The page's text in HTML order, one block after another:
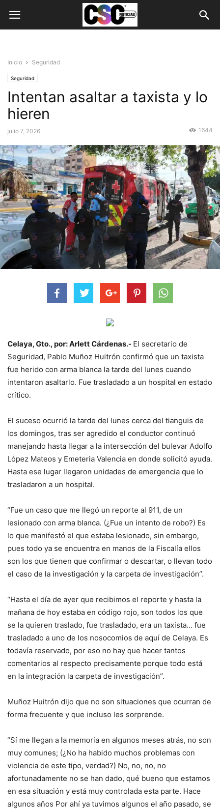
Inicio Seguridad
Seguridad
Intentan asaltar a taxista y lo
hieren
julio 7, 2026 1644
Celaya, Gto., por: Arlett Cárdenas.- El secretario de
Seguridad, Pablo Muñoz Huitrón confirmó que un taxista
fue herido con arma blanca la tarde del lunes cuando
intentaron asaltarlo. Fue trasladado a un hospital en estado
crítico.
El suceso ocurrió la tarde del lunes cerca del tianguis de
los domingos, tras ser agredido el conductor continuó
manejando hasta llegar a la intersección del bulevar Adolfo
López Mateos y Emeteria Valencia en donde solicitó ayuda.
Hasta ese lugar llegaron unidades de emergencia que lo
trasladaron a un hospital.
“Fue un caso que me llegó un reporte al 911, de un
lesionado con arma blanca. (¿Fue un intento de robo?) Es
lo que manifestó el que estaba lesionado, sin embargo,
pues todo ya se encuentra en manos de la Fiscalía ellos
son los que tienen que confirmar o descartar, o llevan todo
el caso de la investigación y la carpeta de investigación”.
“Hasta el día de ayer que recibimos el reporte y hasta la
mañana de hoy estaba en código rojo, son todos los que
se la quieren traslado, fue trasladado, era un taxista… fue
trasladado a uno de los nosocomios de aquí de Celaya. Es
todavía reservado, por eso no hay que hacer tantos
comentarios al respecto precisamente porque todo está
en la integración la carpeta de investigación”.
Muñoz Huitrón dijo que no son situaciones que ocurran de
forma frecuente y que incluso les sorprende.
“Sí me llegan a la memoria en algunos meses atrás, no son
muy comunes; (¿No ha habido muchos problemas con
violencia de este tipo, verdad?) No, no, no, no
afortunadamente no se han dado, qué bueno que estamos
en esa situación y está muy controlada esta parte. Hace
algunos años Por ahí ya tuvimos algunos el año pasado, se